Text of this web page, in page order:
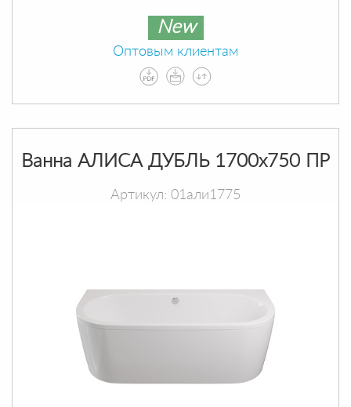
New
Оптовым клиентам
Ванна АЛИСА ДУБЛЬ 1700х750 ПР
Артикул: 01али1775